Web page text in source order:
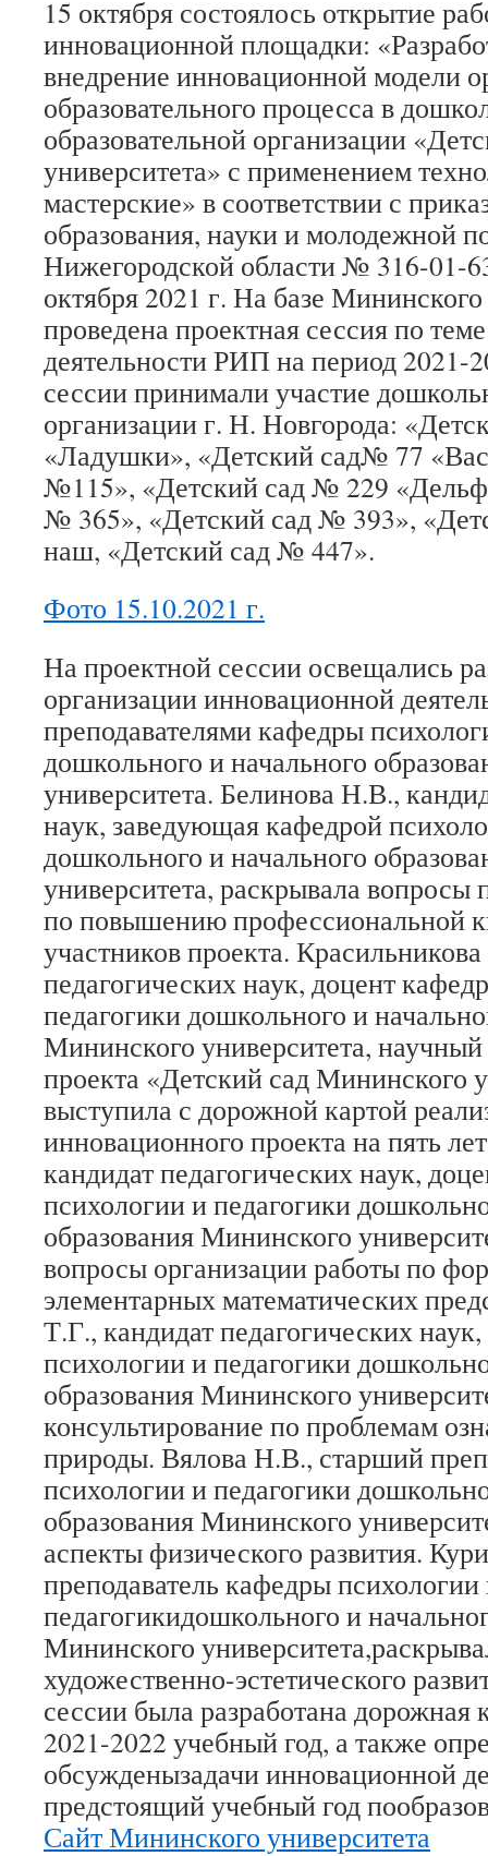
15 октября состоялось открытие
инновационной площадки:
внедрение инновационной модели
образовательного процесса в
образовательной организации
университета» с применением
мастерские» в соответствии с
образования, науки и молодежной
Нижегородской области № 316-01-
октября 2021 г. На базе
проведена проектная сессия по
деятельности РИП на период 2021-
сессии принимали участие
организации г. Н. Новгорода:
«Ладушки», «Детский сад№ 77
№115», «Детский сад № 229
№ 365», «Детский сад № 393»,
наш, «Детский сад № 447».
Фото 15.10.2021 г.
На проектной сессии освещались
организации инновационной
преподавателями кафедры
дошкольного и начального
университета. Белинова Н.В.,
наук, заведующая кафедрой
дошкольного и начального
университета, раскрывала вопросы
по повышению профессиональной
участников проекта.
педагогических наук, доцент
педагогики дошкольного и
Мининского университета, научный
проекта «Детский сад Мининского
выступила с дорожной картой
инновационного проекта на пять
кандидат педагогических наук,
психологии и педагогики
образования Мининского
вопросы организации работы по
элементарных математических
Т.Г., кандидат педагогических
психологии и педагогики
образования Мининского
консультирование по проблемам
природы. Вялова Н.В., старший
психологии и педагогики
образования Мининского
аспекты физического развития.
преподаватель кафедры психологии
педагогикидошкольного и
Мининского
художественно-эстетического
сессии была разработана дорожная
2021-2022 учебный год, а также
обсужденызадачи инновационной
предстоящий учебный год
Сайт Мининского университета